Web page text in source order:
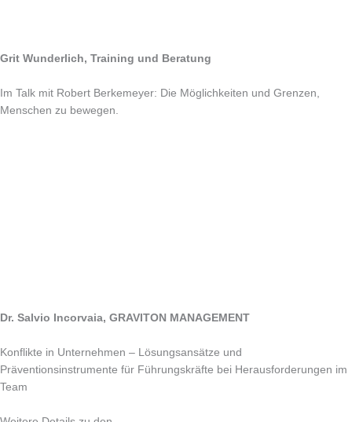
Grit Wunderlich, Training und Beratung
Im Talk mit Robert Berkemeyer: Die Möglichkeiten und Grenzen,
Menschen zu bewegen.
Dr. Salvio Incorvaia, GRAVITON MANAGEMENT
Konflikte in Unternehmen – Lösungsansätze und
Präventionsinstrumente für Führungskräfte bei Herausforderungen im
Team